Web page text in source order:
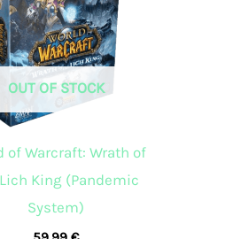
OUT OF STOCK
of Warcraft: Wrath of
King (Pandemic
System)